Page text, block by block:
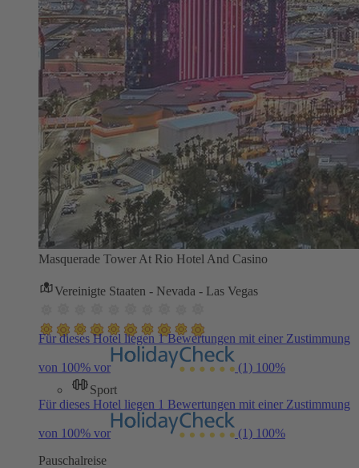
Masquerade Tower At Rio Hotel And Casino
Vereinigte Staaten - Nevada - Las Vegas
Für dieses Hotel liegen 1 Bewertungen mit einer Zustimmung
von 100% vor (1) 100%
Sport
Für dieses Hotel liegen 1 Bewertungen mit einer Zustimmung
von 100% vor (1) 100%
Pauschalreise